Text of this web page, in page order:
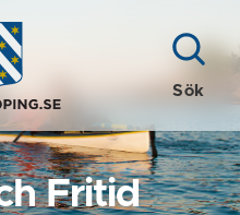
Sök
Fritid